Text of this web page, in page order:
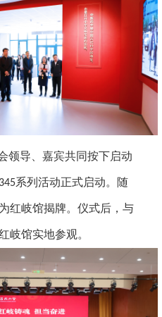
领导、嘉宾共同按下启动
系列活动正式启动。随
红岐馆揭牌。仪式后，与
岐馆实地参观。